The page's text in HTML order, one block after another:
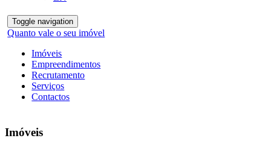
Toggle navigation
Quanto vale o seu imóvel
Imóveis
Empreendimentos
Recrutamento
Serviços
Contactos
Imóveis